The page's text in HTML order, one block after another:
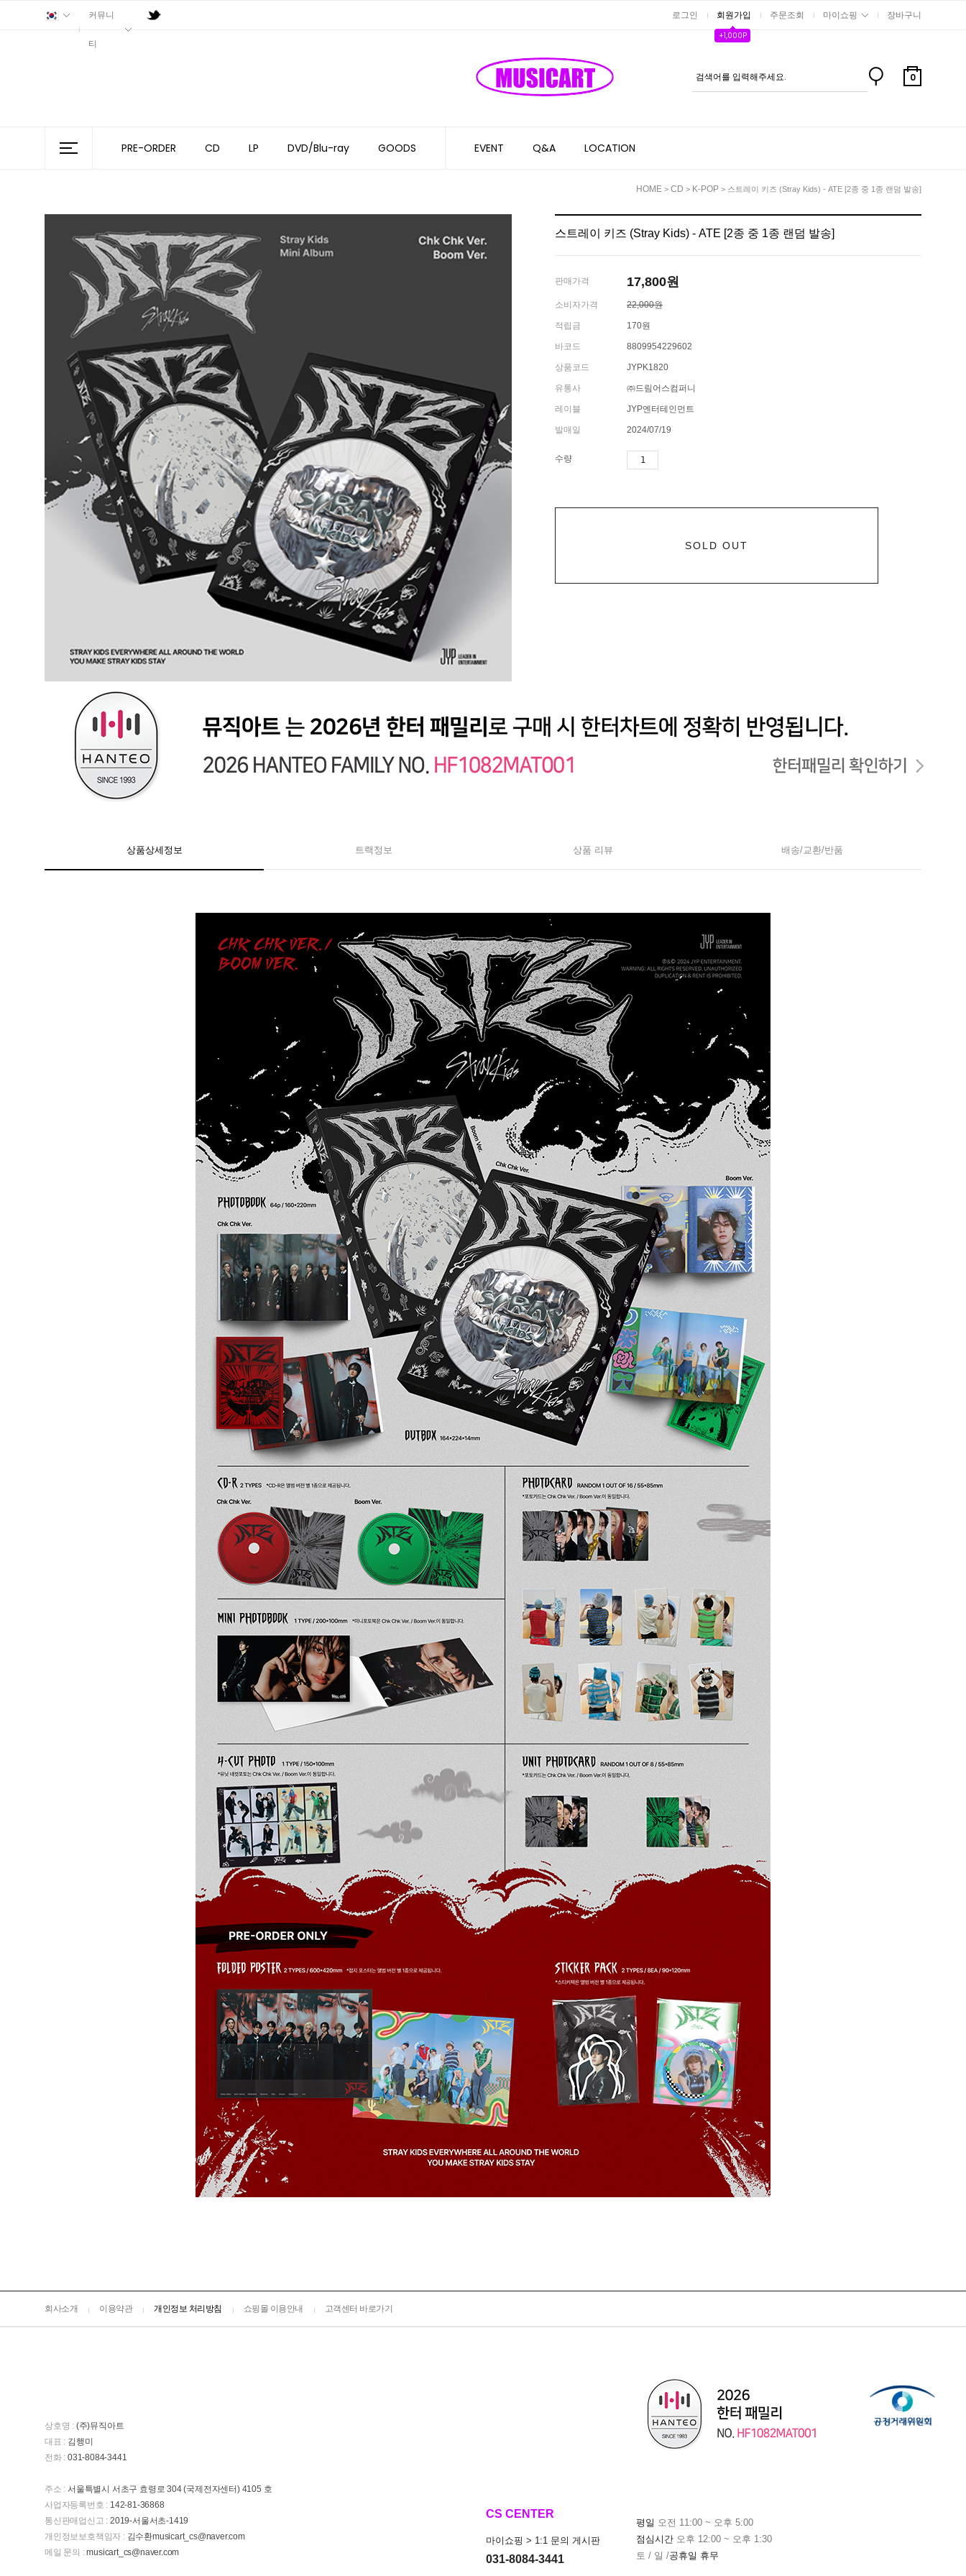
커뮤니
티
로그인 회원가입
+1,000P
주문조회 마이쇼핑 장바구니
0
PRE-ORDER CD LP DVD/Blu-ray GOODS EVENT Q&A LOCATION
HOME > CD > K-POP > 스트레이 키즈 (Stray Kids) - ATE [2종 중 1종 랜덤 발송]
스트레이 키즈 (Stray Kids) - ATE [2종 중 1종 랜덤 발송]
판매가격 17,800원
소비자가격 22,000원
적립금 170원
바코드 8809954229602
상품코드 JYPK1820
유통사 ㈜드림어스컴퍼니
레이블 JYP엔터테인먼트
발매일 2024/07/19
수량
SOLD OUT
상품상세정보 트랙정보 상품 리뷰 배송/교환/반품
회사소개 이용약관 개인정보 처리방침 쇼핑몰 이용안내 고객센터 바로가기
상호명 : (주)뮤직아트
대표 : 김행미
전화 : 031-8084-3441
주소 : 서울특별시 서초구 효령로 304 (국제전자센터) 4105 호
사업자등록번호 : 142-81-36868
통신판매업신고 :2019-서울서초-1419
개인정보보호책임자 :김수환musicart_cs@naver.com
메일 문의 :musicart_cs@naver.com
평일 오전 11:00 ~ 오후 5:00
점심시간 오후 12:00 ~ 오후 1:30
토 / 일 /공휴일 휴무
CS CENTER
마이쇼핑 > 1:1 문의 게시판
031-8084-3441